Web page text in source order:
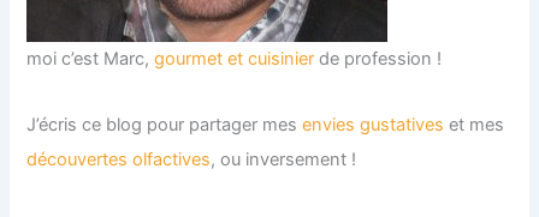
moi c’est Marc,gourmet et cuisinier de profession !
J’écris ce blog pour partager mesenvies gustatives et mes
découvertes olfactives, ou inversement !